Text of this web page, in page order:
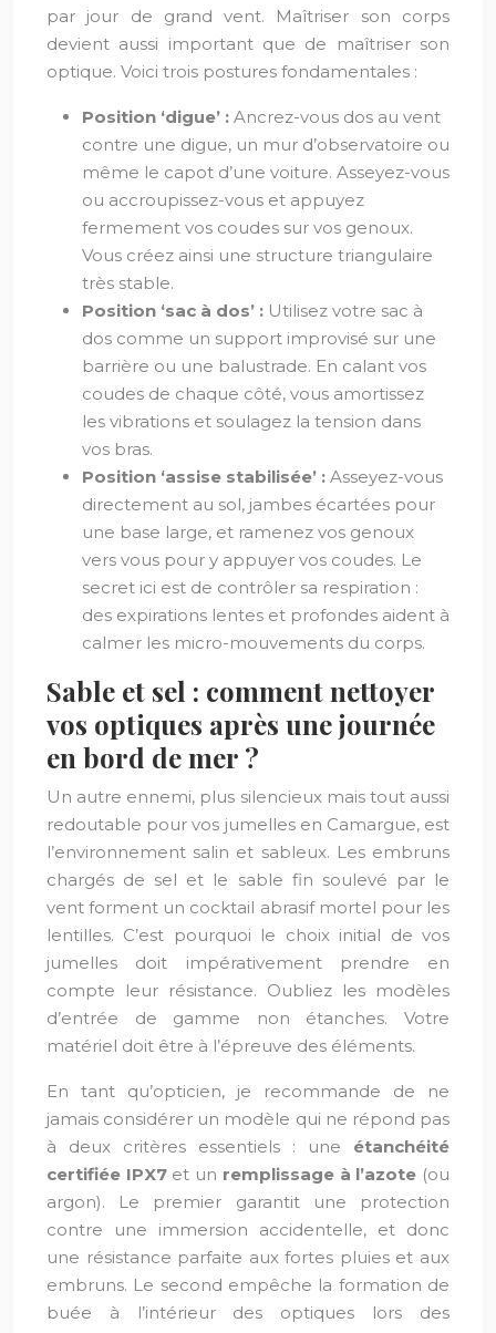
par jour de grand vent. Maîtriser son corps
devient aussi important que de maîtriser son
optique. Voici trois postures fondamentales :
Position ‘digue’ : Ancrez-vous dos au vent
contre une digue, un mur d’observatoire ou
même le capot d’une voiture. Asseyez-vous
ou accroupissez-vous et appuyez
fermement vos coudes sur vos genoux.
Vous créez ainsi une structure triangulaire
très stable.
Position ‘sac à dos’ : Utilisez votre sac à
dos comme un support improvisé sur une
barrière ou une balustrade. En calant vos
coudes de chaque côté, vous amortissez
les vibrations et soulagez la tension dans
vos bras.
Position ‘assise stabilisée’ : Asseyez-vous
directement au sol, jambes écartées pour
une base large, et ramenez vos genoux
vers vous pour y appuyer vos coudes. Le
secret ici est de contrôler sa respiration :
des expirations lentes et profondes aident à
calmer les micro-mouvements du corps.
Sable et sel : comment nettoyer
vos optiques après une journée
en bord de mer ?
Un autre ennemi, plus silencieux mais tout aussi
redoutable pour vos jumelles en Camargue, est
l’environnement salin et sableux. Les embruns
chargés de sel et le sable fin soulevé par le
vent forment un cocktail abrasif mortel pour les
lentilles. C’est pourquoi le choix initial de vos
jumelles doit impérativement prendre en
compte leur résistance. Oubliez les modèles
d’entrée de gamme non étanches. Votre
matériel doit être à l’épreuve des éléments.
En tant qu’opticien, je recommande de ne
jamais considérer un modèle qui ne répond pas
à deux critères essentiels : une étanchéité
certifiée IPX7et un remplissage à l’azote (ou
argon). Le premier garantit une protection
contre une immersion accidentelle, et donc
une résistance parfaite aux fortes pluies et aux
embruns. Le second empêche la formation de
buée à l’intérieur des optiques lors des